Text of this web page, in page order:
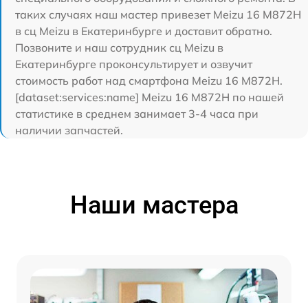
таких случаях наш мастер привезет Meizu 16 M872H
в сц Meizu в Екатеринбурге и доставит обратно.
Позвоните и наш сотрудник сц Meizu в
Екатеринбурге проконсультирует и озвучит
стоимость работ над смартфона Meizu 16 M872H.
[dataset:services:name] Meizu 16 M872H по нашей
статистике в среднем занимает 3-4 часа при
наличии запчастей.
Наши мастера